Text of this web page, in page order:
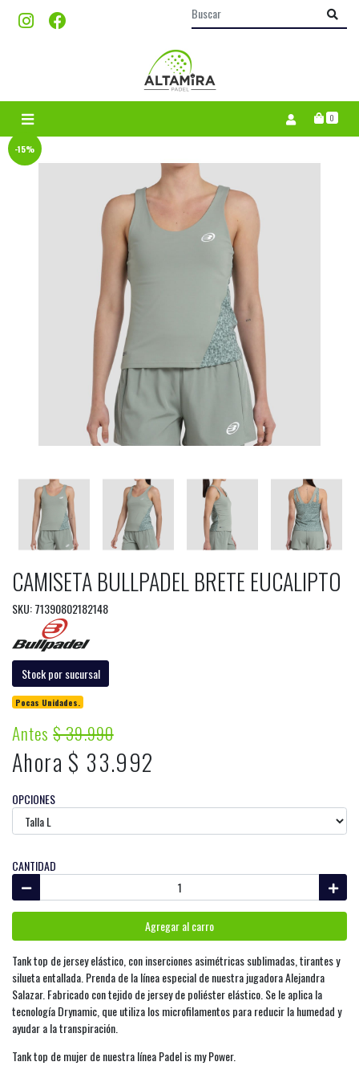
0
-15%
CAMISETA BULLPADEL BRETE EUCALIPTO
SKU: 71390802182148
Stock por sucursal
Pocas Unidades.
Antes$ 39.990
Ahora $ 33.992
OPCIONES
CANTIDAD
Agregar al carro
Tank top de jersey elástico, con inserciones asimétricas sublimadas, tirantes y
silueta entallada. Prenda de la línea especial de nuestra jugadora Alejandra
Salazar. Fabricado con tejido de jersey de poliéster elástico. Se le aplica la
tecnología Drynamic, que utiliza los microfilamentos para reducir la humedad y
ayudar a la transpiración.
Tank top de mujer de nuestra línea Padel is my Power.